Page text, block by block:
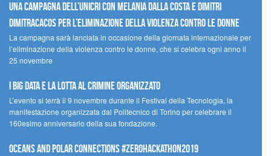
Una campagna dell’UNICRI con Melania Dalla Costa e Dimitri
Dimitracacos per l’eliminazione della violenza contro le donne
La campagna sarà lanciata in occasione della giornata internazionale per
l’eliminazione della violenza contro le donne, che si celebra ogni anno il
25 novembre
I Big Data e la lotta al crimine organizzato
L’evento si terrà il 9 novembre durante il Festival della Tecnologia, la
manifestazione organizzata dal Politecnico di Torino per celebrare il
160esimo anniversario della sua fondazione.
Oceans and Polar Connections #ZEROHackathon2019